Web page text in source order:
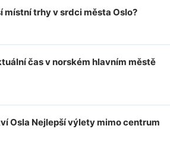
místní trhy v srdci města Oslo?
čas v norském hlavním městě
Osla Nejlepší výlety mimo centrum